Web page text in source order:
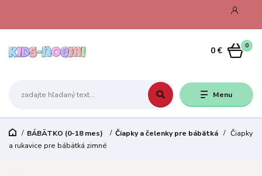
Menu
0
0 €
BÁBÄTKO (0-18 mes) Čiapky a čelenky pre bábätká
Čiapky
a rukavice pre bábätká zimné